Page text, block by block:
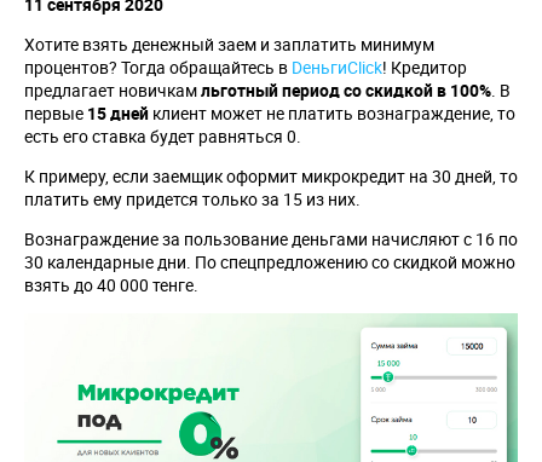
Хотите взять денежный заем и заплатить минимум
процентов? Тогда обращайтесь в DеньгиClick! Кредитор
предлагает новичкамльготный период со скидкой в 100%. В
первые 15 дней клиент может не платить вознаграждение, то
есть его ставка будет равняться 0.
К примеру, если заемщик оформит микрокредит на 30 дней, то
платить ему придется только за 15 из них.
Вознаграждение за пользование деньгами начисляют с 16 по
30 календарные дни. По спецпредложению со скидкой можно
взять до 40 000 тенге.